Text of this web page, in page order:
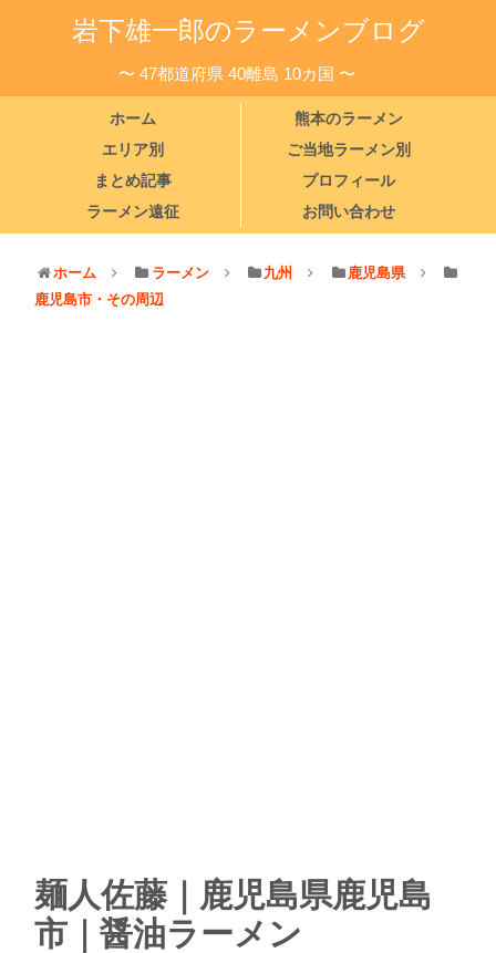
岩下雄一郎のラーメンブログ
〜 47都道府県 40離島 10カ国 〜
ホーム
熊本のラーメン
エリア別
ご当地ラーメン別
まとめ記事
プロフィール
ラーメン遠征
お問い合わせ
ホーム ラーメン 九州
鹿児島県
鹿児島市・その周辺
麺人佐藤｜鹿児島県鹿児島
市｜醤油ラーメン